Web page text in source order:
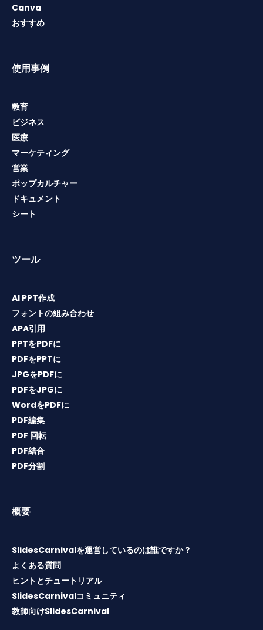
Canva
おすすめ
使用事例
教育
ビジネス
医療
マーケティング
営業
ポップカルチャー
ドキュメント
シート
ツール
AI PPT作成
フォントの組み合わせ
APA引用
PPTをPDFに
PDFをPPTに
JPGをPDFに
PDFをJPGに
WordをPDFに
PDF編集
PDF 回転
PDF結合
PDF分割
概要
SlidesCarnivalを運営しているのは誰ですか？
よくある質問
ヒントとチュートリアル
SlidesCarnivalコミュニティ
教師向けSlidesCarnival